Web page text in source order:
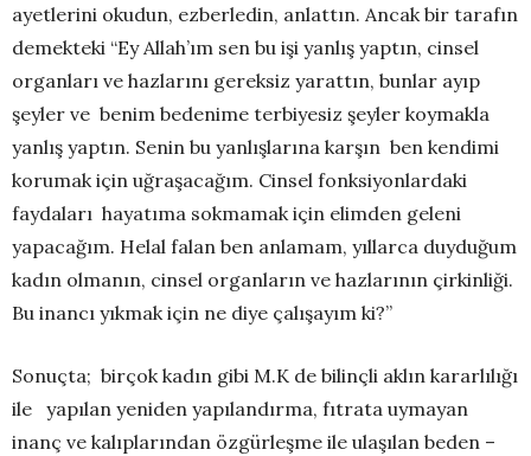
ayetlerini okudun, ezberledin, anlattın. Ancak bir tarafın
demekteki “Ey Allah’ım sen bu işi yanlış yaptın, cinsel
organları ve hazlarını gereksiz yarattın, bunlar ayıp
şeyler ve benim bedenime terbiyesiz şeyler koymakla
yanlış yaptın. Senin bu yanlışlarına karşın ben kendimi
korumak için uğraşacağım. Cinsel fonksiyonlardaki
faydaları hayatıma sokmamak için elimden geleni
yapacağım. Helal falan ben anlamam, yıllarca duyduğum
kadın olmanın, cinsel organların ve hazlarının çirkinliği.
Bu inancı yıkmak için ne diye çalışayım ki?”
Sonuçta; birçok kadın gibi M.K de bilinçli aklın kararlılığı
ile yapılan yeniden yapılandırma, fıtrata uymayan
inanç ve kalıplarından özgürleşme ile ulaşılan beden –